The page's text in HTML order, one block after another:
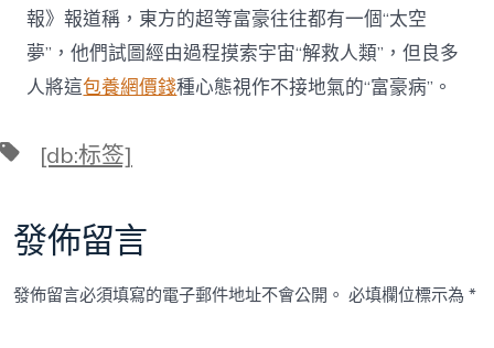
報》報道稱，東方的超等富豪往往都有一個“太空
夢”，他們試圖經由過程摸索宇宙“解救人類”，但良多
人將這包養網價錢種心態視作不接地氣的“富豪病”。
標 [db:标签]
發佈留言
發佈留言必須填寫的電子郵件地址不會公開。 必填欄位標示為*